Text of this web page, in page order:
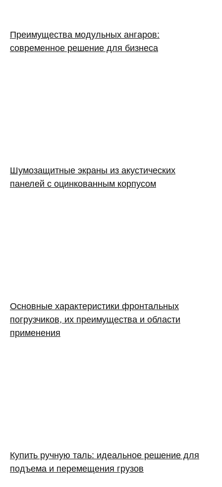
Преимущества модульных ангаров:
современное решение для бизнеса
Шумозащитные экраны из акустических
панелей с оцинкованным корпусом
Основные характеристики фронтальных
погрузчиков, их преимущества и области
применения
Купить ручную таль: идеальное решение для
подъема и перемещения грузов